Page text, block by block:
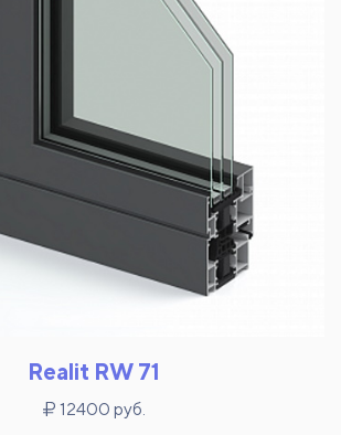
Realit RW 71
12400 руб.